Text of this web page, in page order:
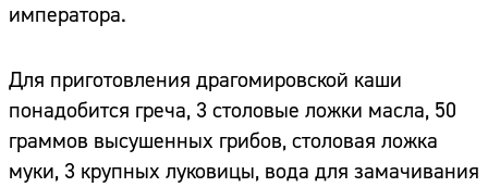
императора.
Для приготовления драгомировской каши
понадобится греча, 3 столовые ложки масла, 50
граммов высушенных грибов, столовая ложка
муки, 3 крупных луковицы, вода для замачивания